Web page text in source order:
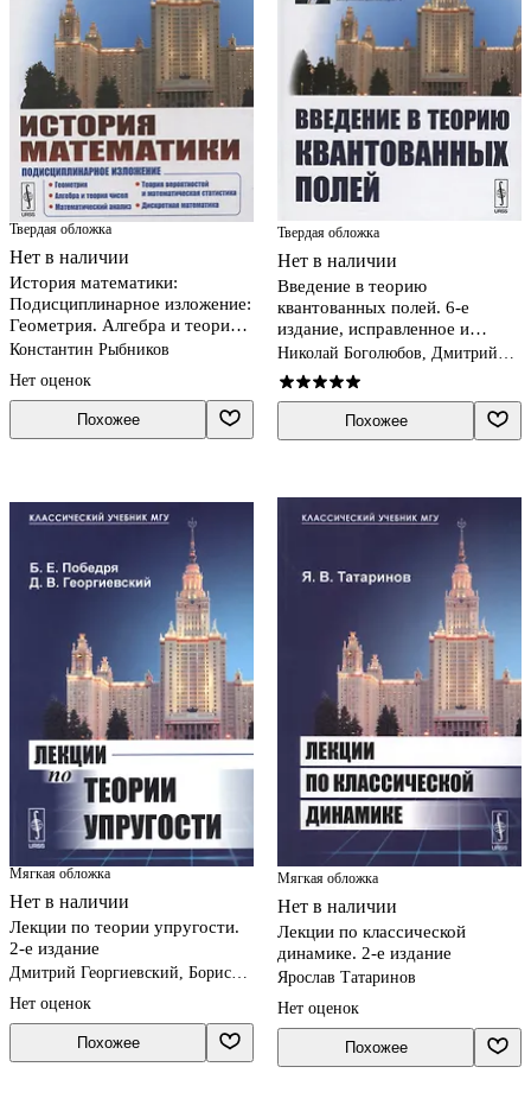
Твердая обложка
Нет в наличии
История математики:
Подисциплинарное изложение:
Геометрия. Алгебра и теория
чисел. Математический
математическая статист
Константин Рыбников
Нет оценок
Похожее
Твердая обложка
Нет в наличии
Введение в теорию
квантованных полей. 6-е
издание, исправленное и
дополненное
Николай Боголюбов, Дмитрий
Ширков
Похожее
Мягкая обложка
Нет в наличии
Лекции по теории упругости.
2-е издание
Дмитрий Георгиевский, Борис
Нет оценок
Похожее
Мягкая обложка
Нет в наличии
Лекции по классической
динамике. 2-е издание
Ярослав Татаринов
Нет оценок
Похожее